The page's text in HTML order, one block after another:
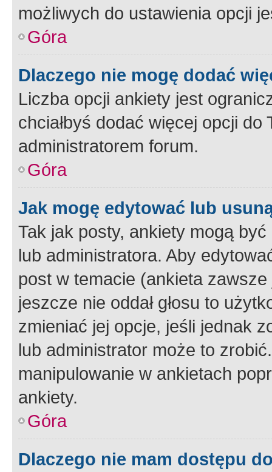
możliwych do ustawienia opcji
Góra
Dlaczego nie mogę dodać
Liczba opcji ankiety jest
chciałbyś dodać więcej opcji
administratorem forum.
Góra
Jak mogę edytować lub
Tak jak posty, ankiety mogą
lub administratora. Aby
post w temacie (ankieta
jeszcze nie oddał głosu to
zmieniać jej opcje, jeśli jednak
lub administrator może to
manipulowanie w ankietach
ankiety.
Góra
Dlaczego nie mam dostępu